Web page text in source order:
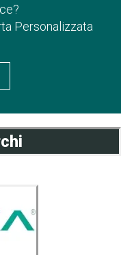
Personalizzata